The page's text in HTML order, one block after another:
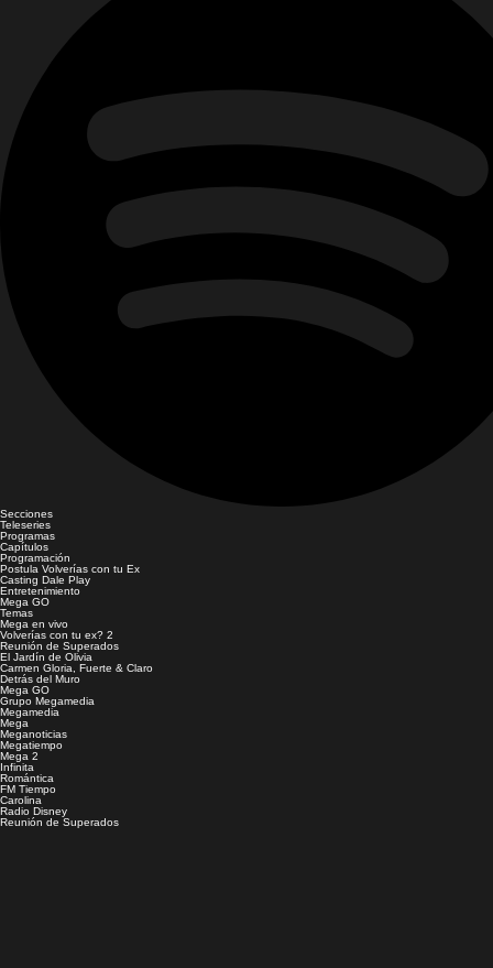
Secciones
Teleseries
Programas
Capítulos
Programación
Postula Volverías con tu Ex
Casting Dale Play
Entretenimiento
Mega GO
Temas
Mega en vivo
Volverías con tu ex? 2
Reunión de Superados
El Jardín de Olivia
Carmen Gloria, Fuerte & Claro
Detrás del Muro
Mega GO
Grupo Megamedia
Megamedia
Mega
Meganoticias
Megatiempo
Mega 2
Infinita
Romántica
FM Tiempo
Carolina
Radio Disney
Reunión de Superados